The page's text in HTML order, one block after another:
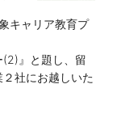
キャリア教育プ
』と題し、留
社にお越しいた